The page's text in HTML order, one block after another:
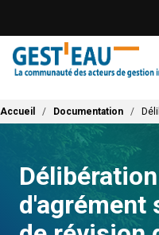
contenu
principal
Fil d'Ariane
Accueil Documentation
d'agrément